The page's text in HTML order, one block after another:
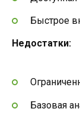
Быстрое
Недостатки:
Базовая